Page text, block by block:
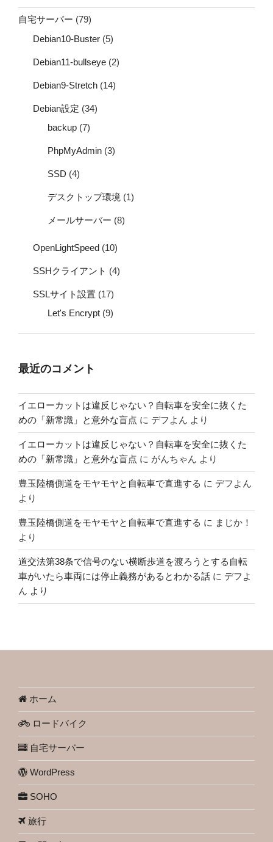
自宅サーバー (79)
Debian10-Buster (5)
Debian11-bullseye (2)
Debian9-Stretch (14)
Debian設定 (34)
backup (7)
PhpMyAdmin (3)
SSD (4)
デスクトップ環境 (1)
メールサーバー (8)
OpenLightSpeed (10)
SSHクライアント (4)
SSLサイト設置 (17)
Let's Encrypt (9)
最近のコメント
イエローカットは違反じゃない？自転車を安全に抜くた
めの「新常識」と意外な盲点 に デフよん より
イエローカットは違反じゃない？自転車を安全に抜くた
めの「新常識」と意外な盲点 に がんちゃん より
豊玉陸橋側道をモヤモヤと自転車で直進する に デフよん
より
豊玉陸橋側道をモヤモヤと自転車で直進する に まじか！
より
道交法第38条で信号のない横断歩道を渡ろうとする自転
車がいたら車両には停止義務があるとわかる話 に デフよ
ん より
ホーム
ロードバイク
自宅サーバー
WordPress
SOHO
旅行